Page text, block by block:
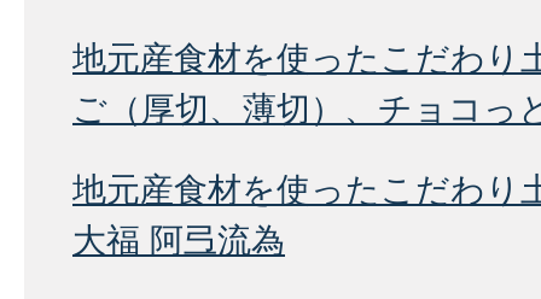
地元産食材を使ったこだわり
ご（厚切、薄切）、チョコっ
地元産食材を使ったこだわり
大福 阿弖流為